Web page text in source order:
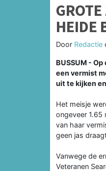
HEIDE
Door Redactie
BUSSUM -
een vermist
uit te kijken
Het meisje
ongeveer 1.65
van haar
geen jas
Vanwege de
Veteranen